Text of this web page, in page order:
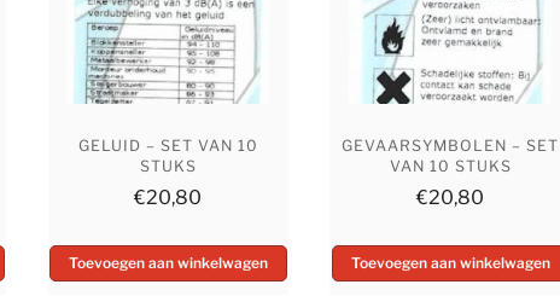
GELUID – SET VAN 10
STUKS
€20,80
Toevoegen aan winkelwagen
GEVAARSYMBOLEN – SET
VAN 10 STUKS
€20,80
Toevoegen aan winkelwagen